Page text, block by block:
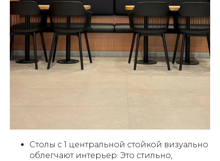
Столы с 1 центральной стойкой визуально
облегчают интерьер. Это стильно,